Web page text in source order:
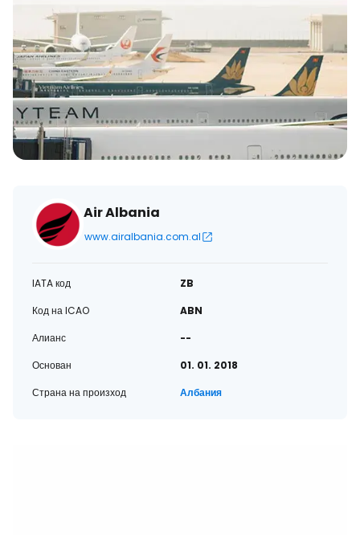
Air Albania
www.airalbania.com.al
IATA код
ZB
Код на ICAO
ABN
Алианс
--
Основан
01. 01. 2018
Страна на произход
Албания